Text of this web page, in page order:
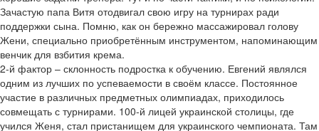
Зачастую папа Витя отодвигал свою игру на турнирах ради
поддержки сына. Помню, как он бережно массажировал голову
Жени, специально приобретённым инструментом, напоминающим
венчик для взбития крема.
2-й фактор – склонность подростка к обучению. Евгений являлся
одним из лучших по успеваемости в своём классе. Постоянное
участие в различных предметных олимпиадах, приходилось
совмещать с турнирами. 100-й лицей украинской столицы, где
учился Женя, стал пристанищем для украинского чемпионата. Там